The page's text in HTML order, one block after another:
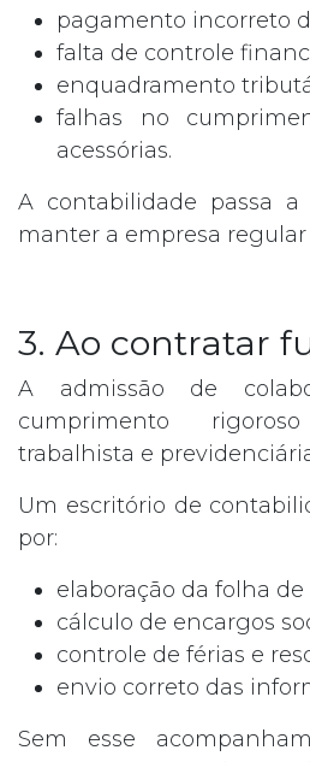
pagamento incorreto
falta de controle
enquadramento
falhas no
acessórias.
A contabilidade passa a
manter a empresa
3. Ao contratar
A admissão de
cumprimento
trabalhista e
Um escritório de
por:
elaboração da folha
cálculo de encargos
controle de férias e
envio correto das
Sem esse